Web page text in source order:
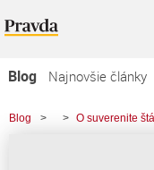
Blog
Najnovšie články
Najčítanejšie články
Blog > > O suverenite